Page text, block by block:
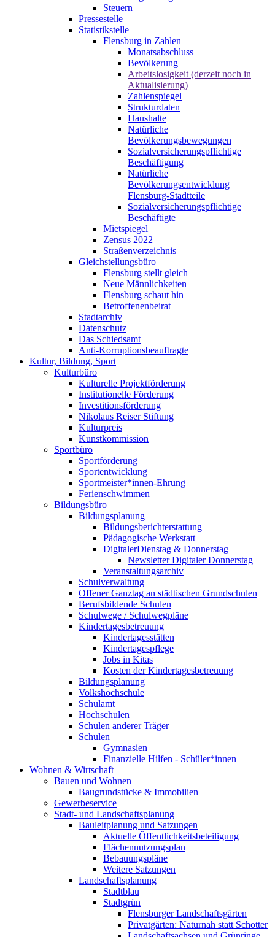
Steuern
Pressestelle
Statistikstelle
Flensburg in Zahlen
Monatsabschluss
Bevölkerung
Arbeitslosigkeit (derzeit noch in
Aktualisierung)
Zahlenspiegel
Strukturdaten
Haushalte
Natürliche
Bevölkerungsbewegungen
Sozialversicherungspflichtige
Beschäftigung
Natürliche
Bevölkerungsentwicklung
Flensburg-Stadtteile
Sozialversicherungspflichtige
Beschäftigte
Mietspiegel
Zensus 2022
Straßenverzeichnis
Gleichstellungsbüro
Flensburg stellt gleich
Neue Männlichkeiten
Flensburg schaut hin
Betroffenenbeirat
Stadtarchiv
Datenschutz
Das Schiedsamt
Anti-Korruptionsbeauftragte
Kultur, Bildung, Sport
Kulturbüro
Kulturelle Projektförderung
Institutionelle Förderung
Investitionsförderung
Nikolaus Reiser Stiftung
Kulturpreis
Kunstkommission
Sportbüro
Sportförderung
Sportentwicklung
Sportmeister*innen-Ehrung
Ferienschwimmen
Bildungsbüro
Bildungsplanung
Bildungsberichterstattung
Pädagogische Werkstatt
DigitalerDienstag & Donnerstag
Newsletter Digitaler Donnerstag
Veranstaltungsarchiv
Schulverwaltung
Offener Ganztag an städtischen Grundschulen
Berufsbildende Schulen
Schulwege / Schulwegpläne
Kindertagesbetreuung
Kindertagesstätten
Kindertagespflege
Jobs in Kitas
Kosten der Kindertagesbetreuung
Bildungsplanung
Volkshochschule
Schulamt
Hochschulen
Schulen anderer Träger
Schulen
Gymnasien
Finanzielle Hilfen - Schüler*innen
Wohnen & Wirtschaft
Bauen und Wohnen
Baugrundstücke & Immobilien
Gewerbeservice
Stadt- und Landschaftsplanung
Bauleitplanung und Satzungen
Aktuelle Öffentlichkeitsbeteiligung
Flächennutzungsplan
Bebauungspläne
Weitere Satzungen
Landschaftsplanung
Stadtblau
Stadtgrün
Flensburger Landschaftsgärten
Privatgärten: Naturnah statt Schotter